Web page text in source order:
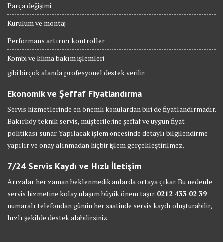
Parça değişimi
Kurulum ve montaj
Performans artırıcı kontroller
Kombi ve klima bakım işlemleri
gibi birçok alanda profesyonel destek verilir.
Ekonomik ve Şeffaf Fiyatlandırma
Servis hizmetlerinde en önemli konulardan biri de fiyatlandırmadır.
Bakırköy teknik servis, müşterilerine şeffaf ve uygun fiyat
politikası sunar. Yapılacak işlem öncesinde detaylı bilgilendirme
yapılır ve onay alınmadan hiçbir işlem gerçekleştirilmez.
7/24 Servis Kaydı ve Hızlı İletişim
Arızalar her zaman beklenmedik anlarda ortaya çıkar. Bu nedenle
servis hizmetine kolay ulaşım büyük önem taşır. 0212 433 02 39
numaralı telefondan günün her saatinde servis kaydı oluşturabilir,
hızlı şekilde destek alabilirsiniz.